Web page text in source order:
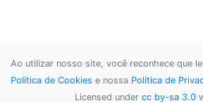
Ao utilizar nosso site, você reconhece que
Política de Cookies e nossa Política de
Licensed under cc by-sa 3.0